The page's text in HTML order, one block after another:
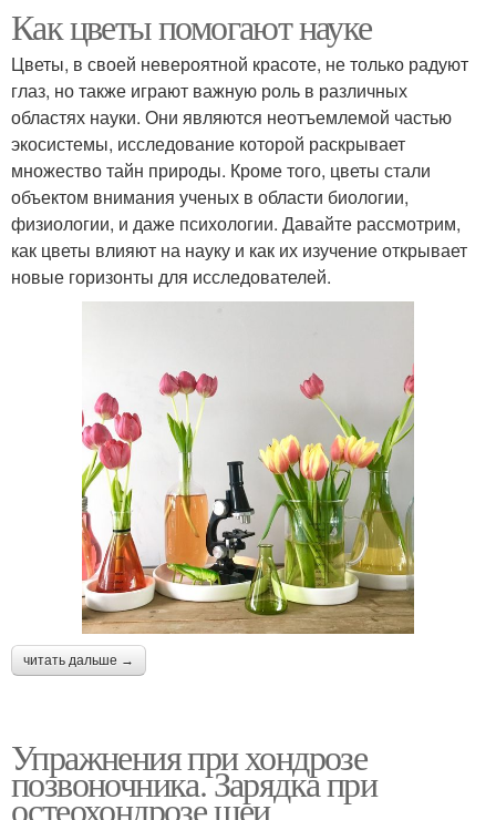
Как цветы помогают науке
Цветы, в своей невероятной красоте, не только радуют
глаз, но также играют важную роль в различных
областях науки. Они являются неотъемлемой частью
экосистемы, исследование которой раскрывает
множество тайн природы. Кроме того, цветы стали
объектом внимания ученых в области биологии,
физиологии, и даже психологии. Давайте рассмотрим,
как цветы влияют на науку и как их изучение открывает
новые горизонты для исследователей.
читать дальше →
Упражнения при хондрозе
позвоночника. Зарядка при
остеохондрозе шеи